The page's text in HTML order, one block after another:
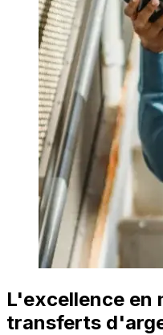
L'excellence en
transferts